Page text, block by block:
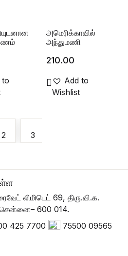
to
அமெரிக்காவில்
அந்துமணி
210.00
Add to
Wishlist
2 3
லிமிடெட் 69, திரு.வி.க.
600 014.
425 7700
75500 09565